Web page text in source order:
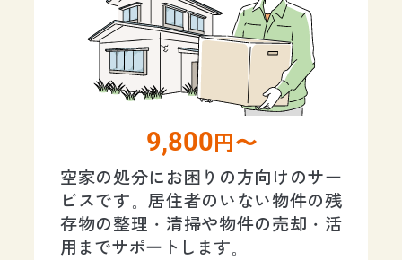
9,800 円〜
空家の処分にお困りの方向けのサー
ビスです。居住者のいない物件の残
存物の整理・清掃や物件の売却・活
用までサポートします。